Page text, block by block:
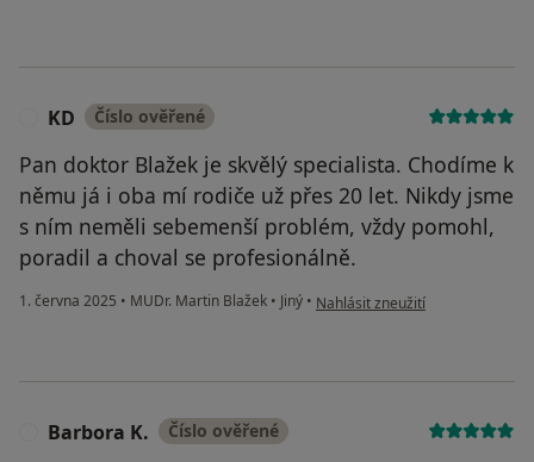
KD Číslo ověřené
Pan doktor Blažek je skvělý specialista. Chodíme k
němu já i oba mí rodiče už přes 20 let. Nikdy jsme
s ním neměli sebemenší problém, vždy pomohl,
poradil a choval se profesionálně.
1. června 2025 • MUDr. Martin Blažek • Jiný • podle názoru uživatele KD
Nahlásit zneužití
Barbora K. Číslo ověřené